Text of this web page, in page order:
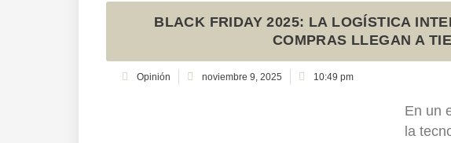
BLACK FRIDAY 2025: LA LOGÍSTICA
COMPRAS LLEGAN A
Opinión noviembre 9, 2025 10:49 pm
En un
la